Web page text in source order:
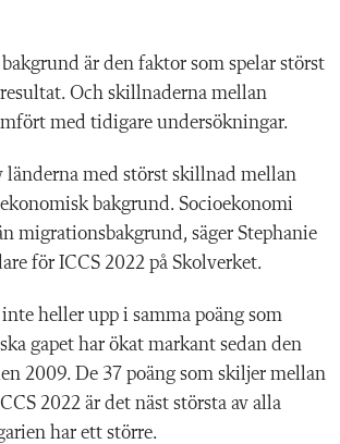
är den faktor som spelar störst
Och skillnaderna mellan
med tidigare undersökningar.
länderna med störst skillnad mellan
bakgrund. Socioekonomi
migrationsbakgrund, säger Stephanie
för ICCS 2022 på Skolverket.
heller upp i samma poäng som
gapet har ökat markant sedan den
2009. De 37 poäng som skiljer mellan
2022 är det näst största av alla
har ett större.